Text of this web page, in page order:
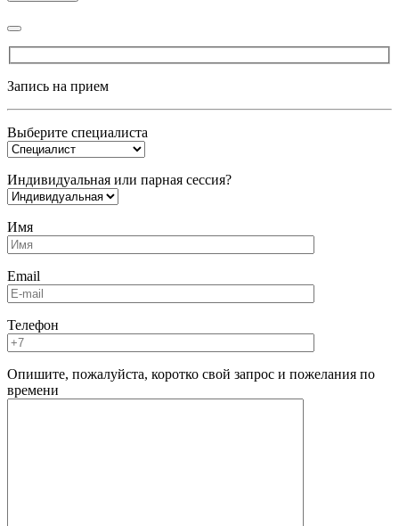
Запись на прием
Выберите специалиста
Индивидуальная или парная сессия?
Имя
Email
Телефон
Опишите, пожалуйста, коротко свой запрос и пожелания по
времени